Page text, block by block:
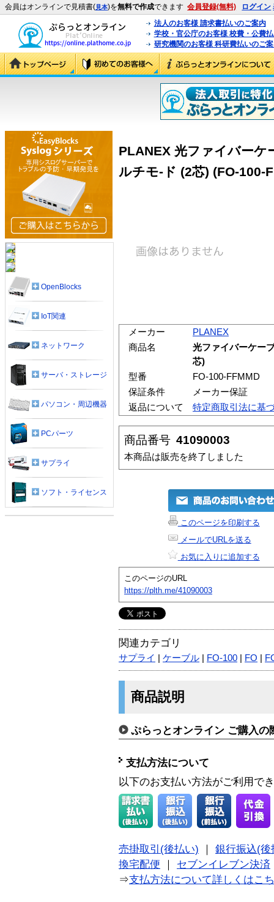
会員はオンラインで見積書(見本)を無料で作成できます 会員登録(無料) ログイン
法人のお客様 請求書払いのご案内
学校・官公庁のお客様 校費・公費
研究機関のお客様 科研費払いのご
PLANEX 光ファイバーケ
ルチモ-ド (2芯) (FO-100-
メーカー
PLANEX
商品名
光ファイバーケー
芯)
型番
FO-100-FFMMD
保証条件
メーカー保証
返品について
特定商取引法に基
商品番号 41090003
本商品は販売を終了しました
このページを印刷する
メールでURLを送る
お気に入りに追加する
このページのURL
https://plth.me/41090003
関連カテゴリ
サプライ ケーブル FO-100 FO
商品説明
ぷらっとオンライン ご購入の
支払方法について
以下のお支払い方法がご利用で
売掛取引(後払い)
銀行振込(後
換宅配便
セブンイレブン決済
⇒支払方法について詳しくはこ
OpenBlocks
IoT関連
ネットワーク
サーバ・ストレージ
パソコン・周辺機器
PCパーツ
サプライ
ソフト・ライセンス